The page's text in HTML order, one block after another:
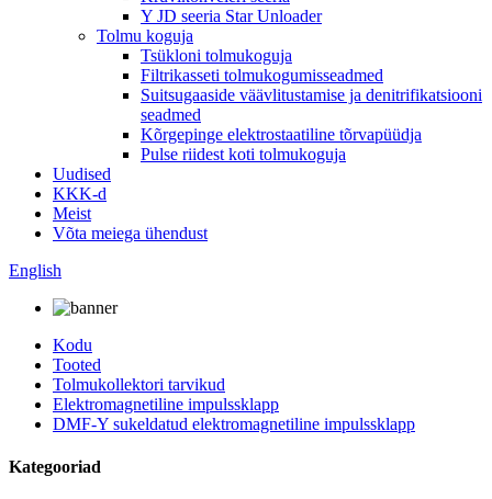
Y JD seeria Star Unloader
Tolmu koguja
Tsükloni tolmukoguja
Filtrikasseti tolmukogumisseadmed
Suitsugaaside väävlitustamise ja denitrifikatsiooni
seadmed
Kõrgepinge elektrostaatiline tõrvapüüdja
Pulse riidest koti tolmukoguja
Uudised
KKK-d
Meist
Võta meiega ühendust
English
Kodu
Tooted
Tolmukollektori tarvikud
Elektromagnetiline impulssklapp
DMF-Y sukeldatud elektromagnetiline impulssklapp
Kategooriad